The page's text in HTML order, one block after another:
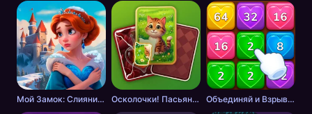
Мой Замок: Слияние и История Осколочки! Пасьянс Собери картинки Объединяй и Взрывай + 2048